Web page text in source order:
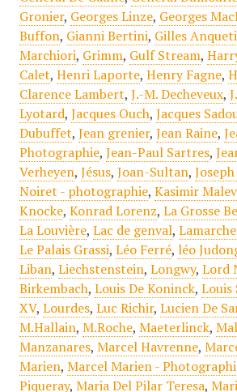
Gronier, Georges Linze, Georges
Buffon, Gianni Bertini, Gilles
Marchiori, Grimm, Gulf Stream,
Calet, Henri Laporte, Henry Fagne,
Clarence Lambert, J.-M. Decheveux,
Lyotard, Jacques Ouch, Jacques
Dubuffet, Jean grenier, Jean Raine,
Photographie, Jean-Paul Sartres,
Verheyen, Jésus, Joan-Sultan,
Noiret - photographie, Kasimir
Knocke, Konrad Lorenz, La Grosse
La Louvière, Lac de genval,
Le Palais Grassi, Léo Ferré, léo
Liban, Liechstenstein, Longwy, Lord
Birkembach, Louis De Koninck, Louis
XV, Lourdes, Luc Richir, Lucien De
M.Hallain, M.Roche, Maeterlinck,
Manzanares, Marcel Havrenne,
Marien, Marcel Marien -
Piqueray, Maria Del Pilar Teresa,